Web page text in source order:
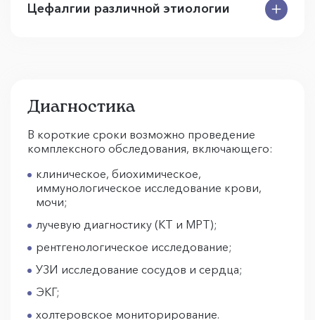
Цефалгии различной этиологии
Диагностика
В короткие сроки возможно проведение
комплексного обследования, включающего:
клиническое, биохимическое,
иммунологическое исследование крови,
мочи;
лучевую диагностику (КТ и МРТ);
рентгенологическое исследование;
УЗИ исследование сосудов и сердца;
ЭКГ;
холтеровское мониторирование.